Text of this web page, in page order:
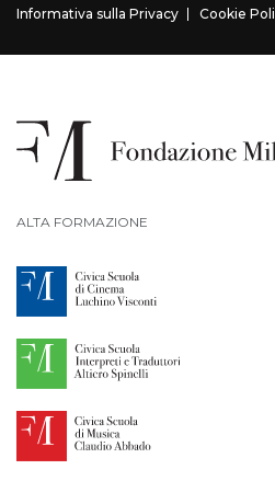
Informativa sulla Privacy
Cookie
ALTA FORMAZIONE